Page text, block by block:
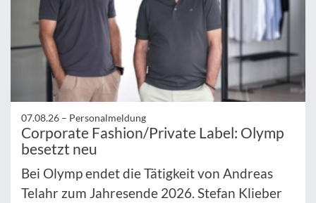
07.08.26 – Personalmeldung
Corporate Fashion/Private Label: Olymp
besetzt neu
Bei Olymp endet die Tätigkeit von Andreas
Telahr zum Jahresende 2026. Stefan Klieber